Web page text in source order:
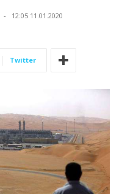
- 12:05 11.01.2020
Twitter